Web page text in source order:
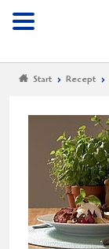
Meny
Start Recept